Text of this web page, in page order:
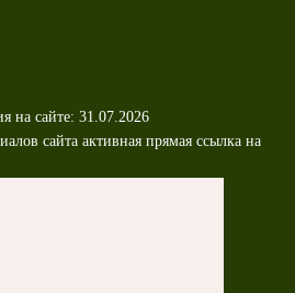
на сайте: 31.07.2026
сайта активная прямая ссылка на